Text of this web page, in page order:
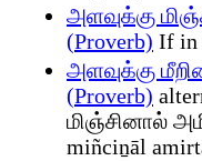
அளவுக்கு
(Proverb) If in
அளவுக்கு
(Proverb)
மிஞ்சினால்
miñciṉāl